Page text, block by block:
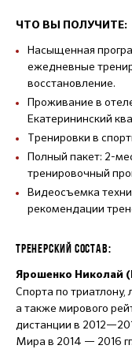
ЧТО ВЫ ПОЛУЧИТЕ:
Насыщенная
ежедневные
восстановление.
Проживание в
Екатерининский
Тренировки в
Полный пакет: 2-
тренировочный
Видеосъемка
рекомендации
ТРЕНЕРСКИЙ СОСТАВ:
Ярошенко Николай
Спорта по
а также мирового
дистанции в
Мира в 2014 — 2016